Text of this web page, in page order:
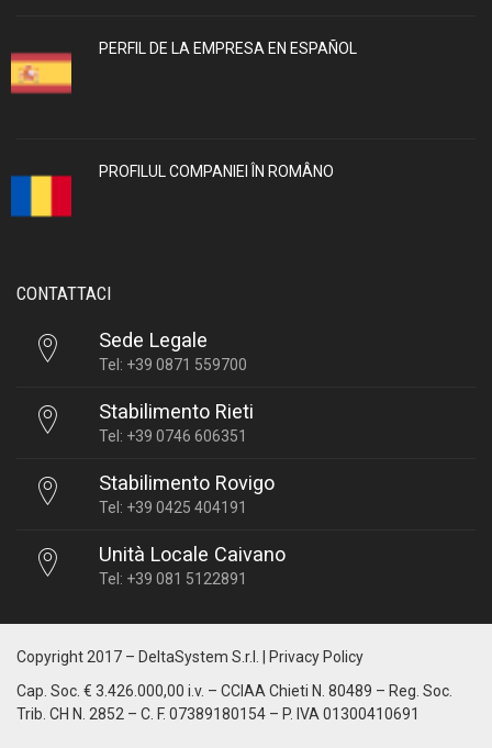
PERFIL DE LA EMPRESA EN ESPAÑOL
PROFILUL COMPANIEI ÎN ROMÂNO
CONTATTACI
Sede Legale
Tel: +39 0871 559700
Stabilimento Rieti
Tel: +39 0746 606351
Stabilimento Rovigo
Tel: +39 0425 404191
Unità Locale Caivano
Tel: +39 081 5122891
Copyright 2017 – DeltaSystem S.r.l.
Privacy Policy
Cap. Soc. € 3.426.000,00 i.v. – CCIAA Chieti N. 80489 – Reg. Soc.
Trib. CH N. 2852 – C. F. 07389180154 – P. IVA 01300410691